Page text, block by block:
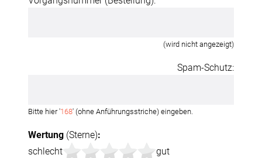
(wird nicht angezeigt)
Spam-Schutz:
Bitte hier '168' (ohne Anführungsstriche) eingeben.
Wertung (Sterne):
schlecht
gut